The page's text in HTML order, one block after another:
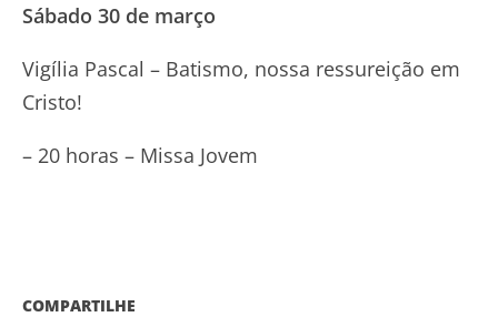
Sábado 30 de março
Vigília Pascal – Batismo, nossa ressureição em
Cristo!
– 20 horas – Missa Jovem
COMPARTILHE